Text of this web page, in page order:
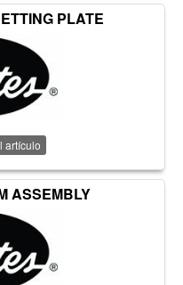
PLATE
artículo
ASSEMBLY